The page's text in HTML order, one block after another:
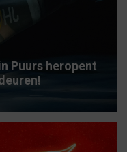
Puurs heropent